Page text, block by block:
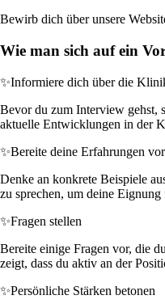
Bewirb dich über unsere
Wie man sich auf ein
✨Informiere dich über die
Bevor du zum Interview
aktuelle Entwicklungen in der
✨Bereite deine Erfahrungen vor
Denke an konkrete Beispiele
zu sprechen, um deine
✨Fragen stellen
Bereite einige Fragen vor, die
zeigt, dass du aktiv an der
✨Persönliche Stärken betonen